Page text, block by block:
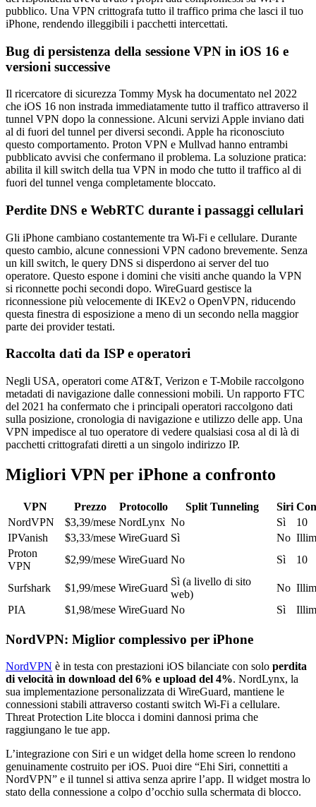
pubblico. Una VPN crittografa tutto il traffico prima che lasci il tuo
iPhone, rendendo illeggibili i pacchetti intercettati.
Bug di persistenza della sessione VPN in iOS 16 e
versioni successive
Il ricercatore di sicurezza Tommy Mysk ha documentato nel 2022
che iOS 16 non instrada immediatamente tutto il traffico attraverso il
tunnel VPN dopo la connessione. Alcuni servizi Apple inviano dati
al di fuori del tunnel per diversi secondi. Apple ha riconosciuto
questo comportamento. Proton VPN e Mullvad hanno entrambi
pubblicato avvisi che confermano il problema. La soluzione pratica:
abilita il kill switch della tua VPN in modo che tutto il traffico al di
fuori del tunnel venga completamente bloccato.
Perdite DNS e WebRTC durante i passaggi cellulari
Gli iPhone cambiano costantemente tra Wi-Fi e cellulare. Durante
questo cambio, alcune connessioni VPN cadono brevemente. Senza
un kill switch, le query DNS si disperdono ai server del tuo
operatore. Questo espone i domini che visiti anche quando la VPN
si riconnette pochi secondi dopo. WireGuard gestisce la
riconnessione più velocemente di IKEv2 o OpenVPN, riducendo
questa finestra di esposizione a meno di un secondo nella maggior
parte dei provider testati.
Raccolta dati da ISP e operatori
Negli USA, operatori come AT&T, Verizon e T-Mobile raccolgono
metadati di navigazione dalle connessioni mobili. Un rapporto FTC
del 2021 ha confermato che i principali operatori raccolgono dati
sulla posizione, cronologia di navigazione e utilizzo delle app. Una
VPN impedisce al tuo operatore di vedere qualsiasi cosa al di là di
pacchetti crittografati diretti a un singolo indirizzo IP.
Migliori VPN per iPhone a confronto
VPN Prezzo Protocollo Split Tunneling Siri
NordVPN
$3,39/mese NordLynx No Sì
10
IPVanish
$3,33/mese WireGuard Sì No
Proton
VPN
$2,99/mese WireGuard No Sì 10
Surfshark $1,99/mese WireGuard
Sì (a livello di sito
web)
No
PIA
$1,98/mese WireGuard No Sì
NordVPN: Miglior complessivo per iPhone
NordVPN è in testa con prestazioni iOS bilanciate con solo perdita
di velocità in download del 6% e upload del 4%. NordLynx, la
sua implementazione personalizzata di WireGuard, mantiene le
connessioni stabili attraverso costanti switch Wi-Fi a cellulare.
Threat Protection Lite blocca i domini dannosi prima che
raggiungano le tue app.
L’integrazione con Siri e un widget della home screen lo rendono
genuinamente costruito per iOS. Puoi dire “Ehi Siri, connettiti a
NordVPN” e il tunnel si attiva senza aprire l’app. Il widget mostra lo
stato della connessione a colpo d’occhio sulla schermata di blocco.